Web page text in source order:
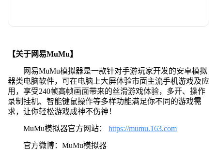
【关于网易MuMu】
网易MuMu模拟器是一款针对手游玩家开发的安卓模拟
器类电脑软件，可在电脑上大屏体验市面主流手机游戏及应
用，享受240帧高帧画面带来的丝滑游戏体验，多开、操作
录制挂机、智能键鼠操作等多样功能满足你不同的游戏需
求，让你轻松游戏成神不伤神！
MuMu模拟器官方网站： https://mumu.163.com
官方微博：MuMu模拟器